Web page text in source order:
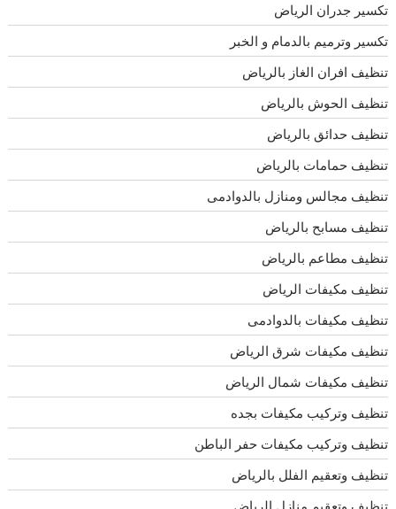
تكسير جدران الرياض
تكسير وترميم بالدمام و الخبر
تنظيف افران الغاز بالرياض
تنظيف الحوش بالرياض
تنظيف حدائق بالرياض
تنظيف حمامات بالرياض
تنظيف مجالس ومنازل بالدوادمى
تنظيف مسابح بالرياض
تنظيف مطاعم بالرياض
تنظيف مكيفات الرياض
تنظيف مكيفات بالدوادمى
تنظيف مكيفات شرق الرياض
تنظيف مكيفات شمال الرياض
تنظيف وتركيب مكيفات بجده
تنظيف وتركيب مكيفات حفر الباطن
تنظيف وتعقيم الفلل بالرياض